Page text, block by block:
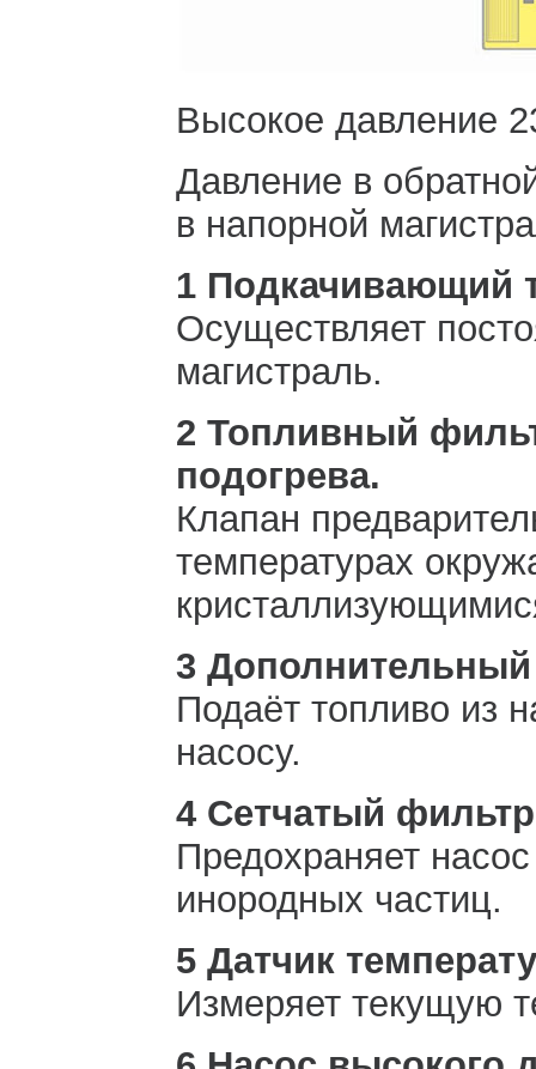
Высокое давление
Давление в
в напорной
1 Подкачивающий
Осуществляет
магистраль.
2 Топливный
подогрева.
Клапан
температурах
3
Подаёт топливо из
насосу.
4 Сетчатый фильтр
Предохраняет
инородных частиц.
5 Датчик
Измеряет текущую